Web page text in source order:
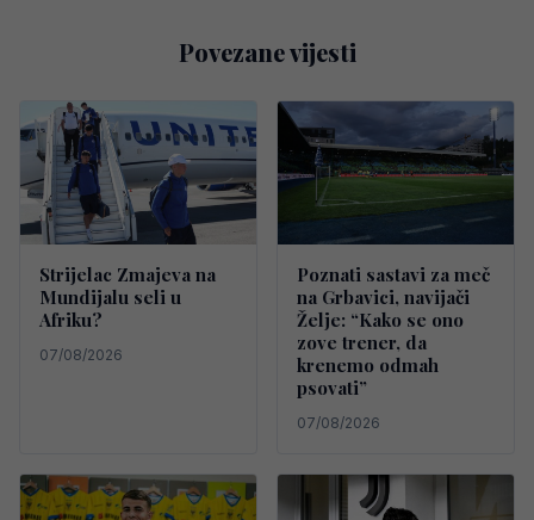
Povezane vijesti
Strijelac Zmajeva na
Mundijalu seli u
Afriku?
07/08/2026
Poznati sastavi za meč
na Grbavici, navijači
Želje: “Kako se ono
zove trener, da
krenemo odmah
psovati”
07/08/2026